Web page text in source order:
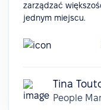
zarządzać
jednym miejscu.
Tina
People